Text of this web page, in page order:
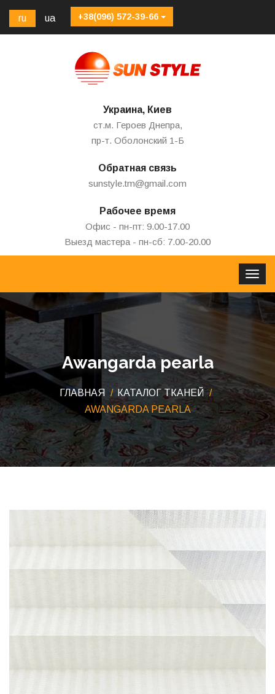
ru ua +38(096) 572-39-66
Украина, Киев
ст.м. Героев Днепра,
пр-т. Оболонский 1-Б
Обратная связь
sunstyle.tm@gmail.com
Рабочее время
Офис - пн-пт: 9.00-17.00
Выезд мастера - пн-сб: 7.00-20.00
Close
Awangarda pearla
ГЛАВНАЯ
КАТАЛОГ ТКАНЕЙ
AWANGARDA PEARLA